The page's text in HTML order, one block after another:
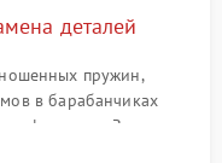
деталей
пружин,
в барабанчиках
Замена
или восстановление